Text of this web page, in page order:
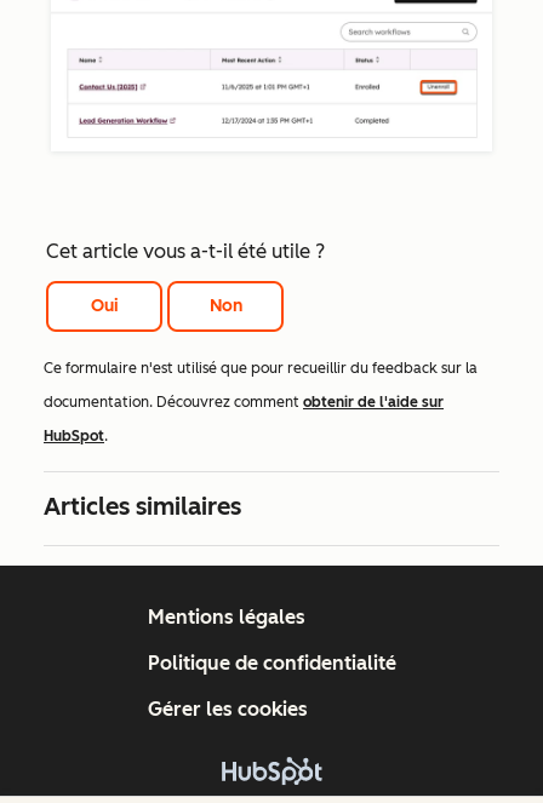
Cet article vous a-t-il été utile ?
Oui Non
Ce formulaire n'est utilisé que pour recueillir du feedback sur la
documentation. Découvrez comment obtenir de l'aide sur
HubSpot.
Articles similaires
Mentions légales
Politique de confidentialité
Gérer les cookies